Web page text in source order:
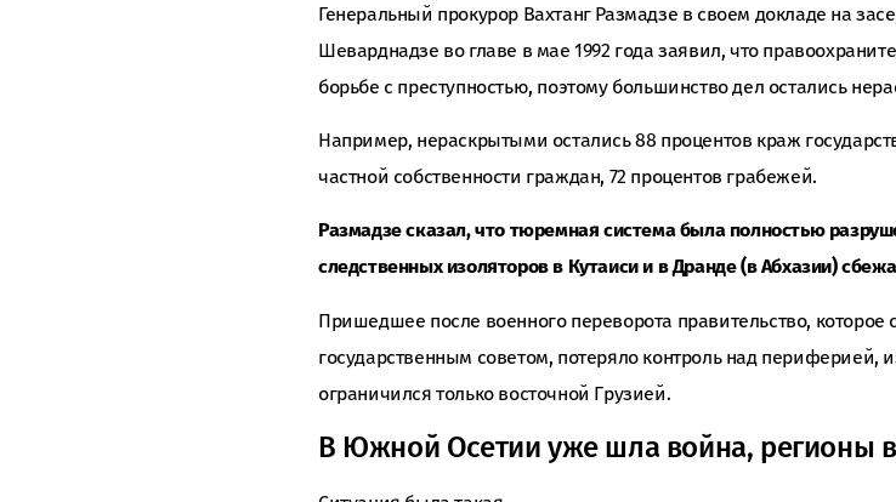
Генеральный прокурор Вахтанг Размадзе в своем докладе на
Шеварднадзе во главе в мае 1992 года заявил, что
борьбе с преступностью, поэтому большинство дел остались
Например, нераскрытыми остались 88 процентов краж
частной собственности граждан, 72 процентов грабежей.
Размадзе сказал, что тюремная система была полностью
следственных изоляторов в Кутаиси и в Дранде (в Абхазии)
Пришедшее после военного переворота правительство,
государственным советом, потеряло контроль над периферией,
ограничился только восточной Грузией.
В Южной Осетии уже шла война, регионы